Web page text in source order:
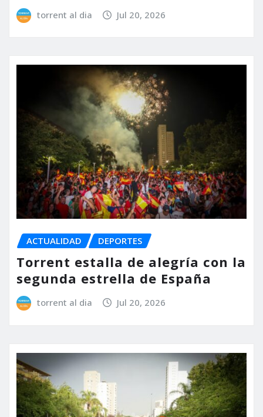
torrent al dia Jul 20, 2026
ACTUALIDAD DEPORTES
Torrent estalla de alegría con la
segunda estrella de España
torrent al dia Jul 20, 2026